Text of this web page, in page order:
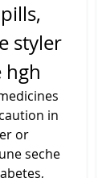
styler
hgh
in
or
seche